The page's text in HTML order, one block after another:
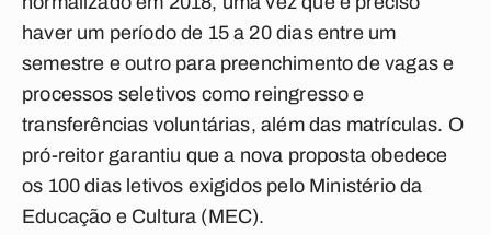
haver um período de 15 a 20 dias entre um
semestre e outro para preenchimento de vagas e
processos seletivos como reingresso e
transferências voluntárias, além das matrículas. O
pró-reitor garantiu que a nova proposta obedece
os 100 dias letivos exigidos pelo Ministério da
Educação e Cultura (MEC).